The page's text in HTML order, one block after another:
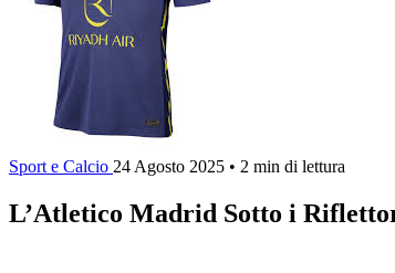
Sport e Calcio 24 Agosto 2025 • 2 min di lettura
L’Atletico Madrid Sotto i